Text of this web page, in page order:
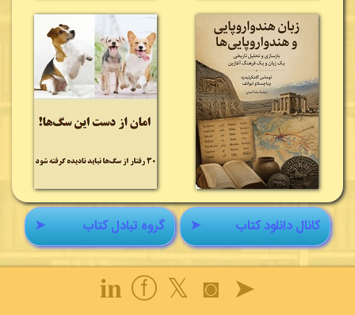
➤ گروه تبادل کتاب ➤ کانال دانلود کتاب
➤
◙
𝕏
ⓕ
𝐢𝐧